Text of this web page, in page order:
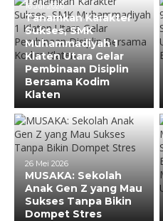
16 Jul 2026
Tanamkan Karakter
Sukses, SMK
Muhammadiyah 1
Klaten Utara Gelar
Pembinaan Disiplin
Bersama Kodim
Klaten
26 Mei 2026
MUSAKA: Sekolah
Anak Gen Z yang Mau
Sukses Tanpa Bikin
Dompet Stres